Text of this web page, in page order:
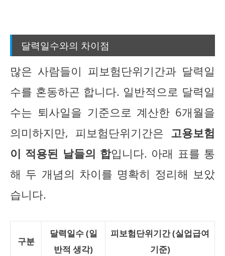
달력일수와의 차이점
많은 사람들이 피보험단위기간과 달력일
수를 혼동하곤 합니다. 일반적으로 달력일
수는 퇴사일을 기준으로 계산한 6개월을
의미하지만, 피보험단위기간은 고용보험
이 적용된 날들의 합입니다. 아래 표를 통
해 두 개념의 차이를 명확히 정리해 보았
습니다.
구분
달력일수 (일
반적 생각)
피보험단위기간 (실업급여
기준)